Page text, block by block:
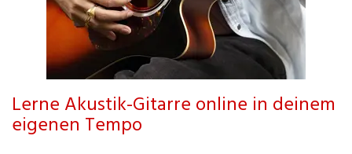
Lerne Akustik-Gitarre online in deinem
eigenen Tempo